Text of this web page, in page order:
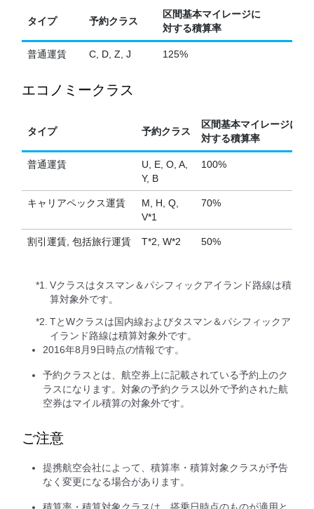
タイプ 予約クラス
区間基本マイレージに
対する積算率
普通運賃 C, D, Z, J 125%
エコノミークラス
タイプ 予約クラス
区間基本マイレージに
対する積算率
普通運賃
U, E, O, A,
Y, B
100%
キャリアペックス運賃
M, H, Q,
V*1
70%
割引運賃, 包括旅行運賃 T*2, W*2 50%
*1.
Vクラスはタスマン＆パシフィックアイランド路線は積
算対象外です。
*2. TとWクラスは国内線およびタスマン＆パシフィックア
イランド路線は積算対象外です。
2016年8月9日時点の情報です。
予約クラスとは、航空券上に記載されている予約上のク
ラスになります。対象の予約クラス以外で予約された航
空券はマイル積算の対象外です。
ご注意
提携航空会社によって、積算率・積算対象クラスが予告
なく変更になる場合があります。
積算率・積算対象クラスは、搭乗日時点のものが適用と